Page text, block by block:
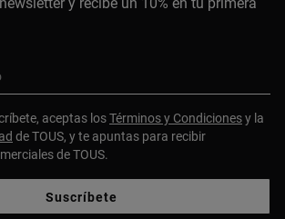
aceptas losTérminos y Condicionesy la
de TOUS, y te apuntas para recibir
de TOUS.
Suscríbete